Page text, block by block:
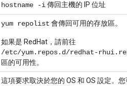
hostname -i傳回主機的 IP 位址
yum repolist 會傳回可用的存放區。
如果是 RedHat，請前往
/etc/yum.repos.d/redhat-
區的可用性。
這項要求取決於您的 OS 和 OS 設定。